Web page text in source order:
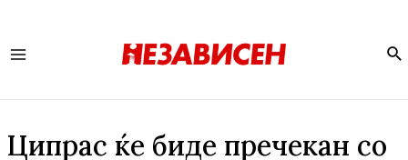
Ципрас ќе биде пречекан со